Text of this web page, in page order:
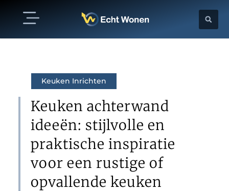
Keuken Inrichten
Keuken achterwand
ideeën: stijlvolle en
praktische inspiratie
voor een rustige of
opvallende keuken